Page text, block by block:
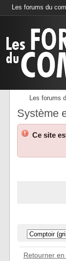
Les forums du
Les forums
Système
Ce site
Retourner